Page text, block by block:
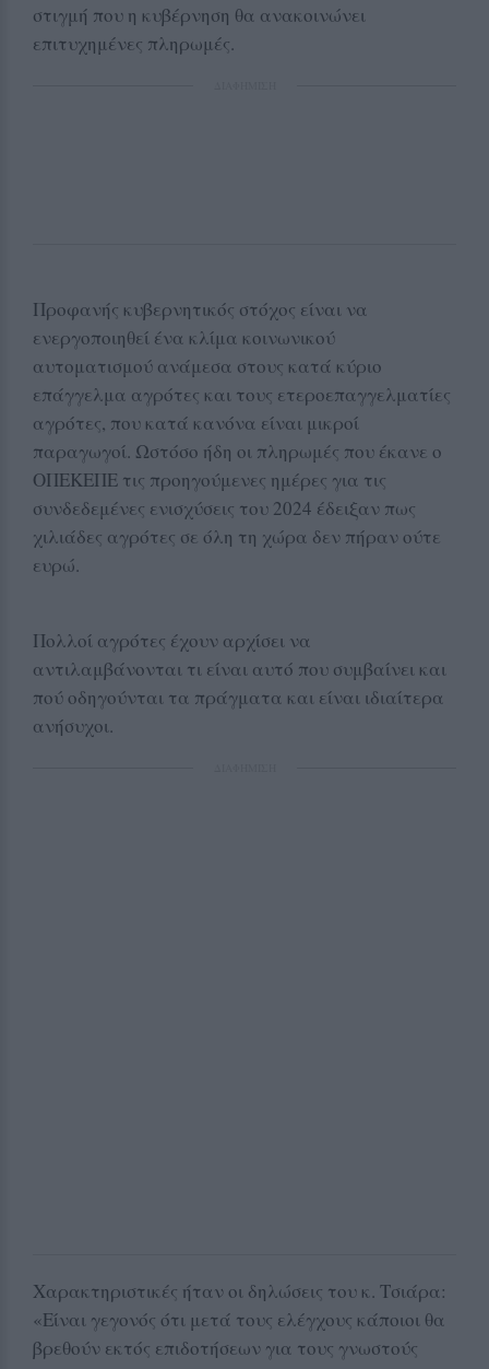
στιγμή που η κυβέρνηση θα ανακοινώνει
επιτυχημένες πληρωμές.
Προφανής κυβερνητικός στόχος είναι να
ενεργοποιηθεί ένα κλίμα κοινωνικού
αυτοματισμού ανάμεσα στους κατά κύριο
επάγγελμα αγρότες και τους ετεροεπαγγελματίες
αγρότες, που κατά κανόνα είναι μικροί
παραγωγοί. Ωστόσο ήδη οι πληρωμές που έκανε ο
ΟΠΕΚΕΠΕ τις προηγούμενες ημέρες για τις
συνδεδεμένες ενισχύσεις του 2024 έδειξαν πως
χιλιάδες αγρότες σε όλη τη χώρα δεν πήραν ούτε
ευρώ.
Πολλοί αγρότες έχουν αρχίσει να
αντιλαμβάνονται τι είναι αυτό που συμβαίνει και
πού οδηγούνται τα πράγματα και είναι ιδιαίτερα
ανήσυχοι.
Χαρακτηριστικές ήταν οι δηλώσεις του κ. Τσιάρα:
«Είναι γεγονός ότι μετά τους ελέγχους κάποιοι θα
βρεθούν εκτός επιδοτήσεων για τους γνωστούς